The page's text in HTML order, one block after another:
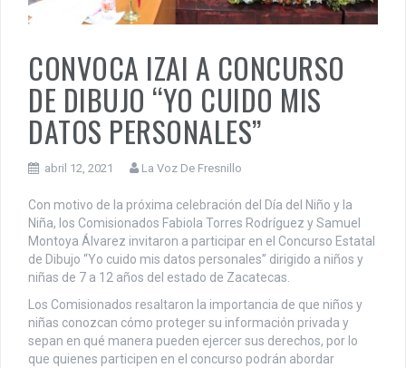
CONVOCA IZAI A CONCURSO
DE DIBUJO “YO CUIDO MIS
DATOS PERSONALES”
abril 12, 2021 La Voz De Fresnillo
Con motivo de la próxima celebración del Día del Niño y la
Niña, los Comisionados Fabiola Torres Rodríguez y Samuel
Montoya Álvarez invitaron a participar en el Concurso Estatal
de Dibujo “Yo cuido mis datos personales” dirigido a niños y
niñas de 7 a 12 años del estado de Zacatecas.
Los Comisionados resaltaron la importancia de que niños y
niñas conozcan cómo proteger su información privada y
sepan en qué manera pueden ejercer sus derechos, por lo
que quienes participen en el concurso podrán abordar